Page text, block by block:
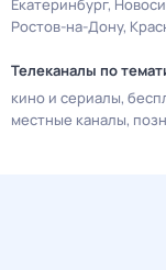
Екатеринбург
Ростов-на-Дону
Телеканалы по
кино и сериалы
местные каналы